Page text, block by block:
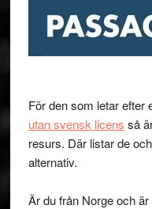
För den som letar efter
utan svensk licens så
resurs. Där listar de
alternativ.
Är du från Norge och